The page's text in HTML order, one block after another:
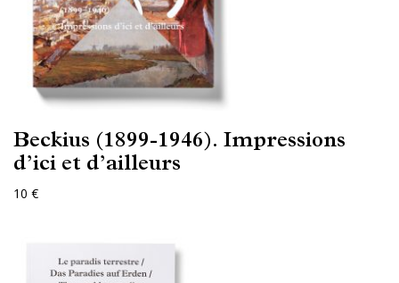
Beckius (1899-1946). Impressions
d’ici et d’ailleurs
10 €